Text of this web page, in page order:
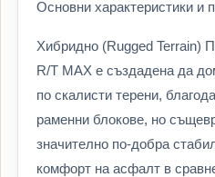
Основни характеристики и
Хибридно (Rugged Terrain)
R/T MAX е създадена да
по скалисти терени,
раменни блокове, но
значително по-добра
комфорт на асфалт в